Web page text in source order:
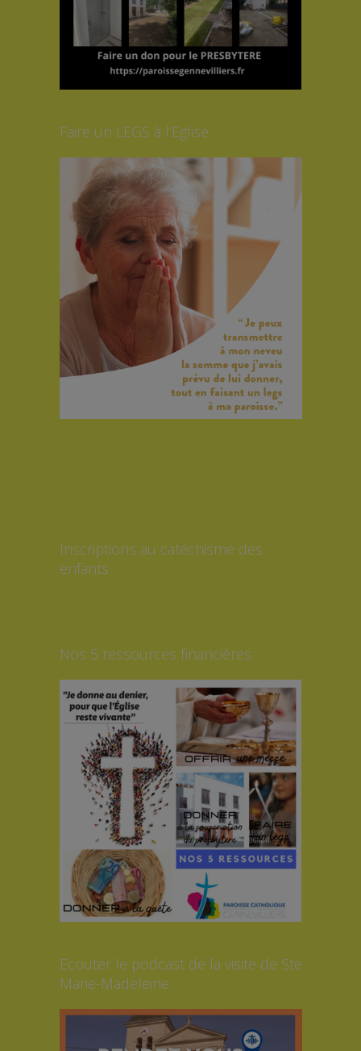
Faire un LEGS à l’Eglise
Inscriptions au catéchisme des
enfants
Nos 5 ressources financières
Ecouter le podcast de la visite de Ste
Marie-Madeleine